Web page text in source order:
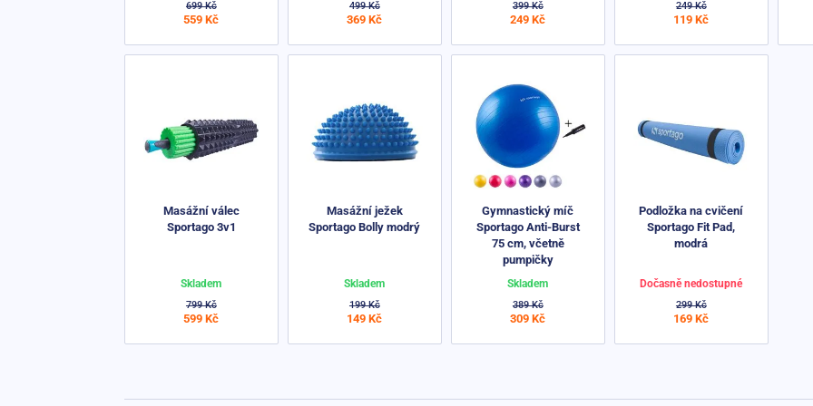
699 Kč
559 Kč
499 Kč
369 Kč
399 Kč
249 Kč
249 Kč
119 Kč
Masážní válec
Sportago 3v1
799 Kč
599 Kč
Skladem
Masážní ježek
Sportago Bolly modrý
199 Kč
149 Kč
Skladem
Gymnastický míč
Sportago Anti-Burst
75 cm, včetně
pumpičky
389 Kč
309 Kč
Skladem
Podložka na cvičení
Sportago Fit Pad,
modrá
299 Kč
169 Kč
Dočasně nedostupné